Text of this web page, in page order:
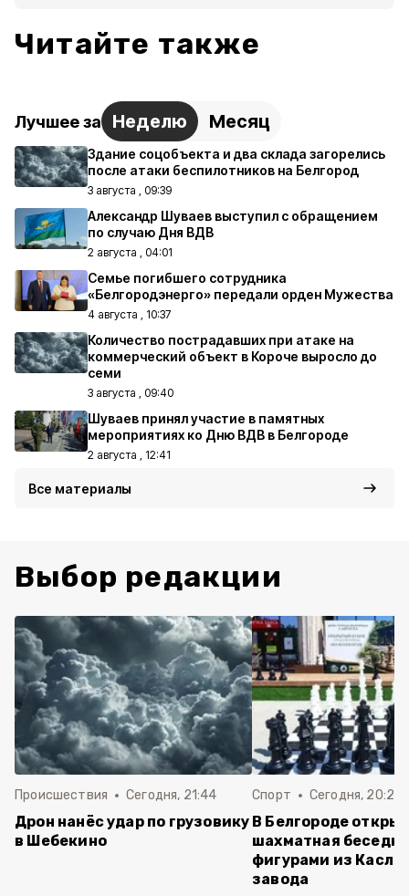
Читайте также
Лучшее за Неделю Месяц
Здание соцобъекта и два склада загорелись
после атаки беспилотников на Белгород
3 августа , 09:39
Александр Шуваев выступил с обращением
по случаю Дня ВДВ
2 августа , 04:01
Семье погибшего сотрудника
«Белгородэнерго» передали орден Мужества
4 августа , 10:37
Количество пострадавших при атаке на
коммерческий объект в Короче выросло до
семи
3 августа , 09:40
Шуваев принял участие в памятных
мероприятиях ко Дню ВДВ в Белгороде
2 августа , 12:41
Все материалы
Выбор редакции
Происшествия Сегодня, 21:44
Дрон нанёс удар по грузовику
в Шебекино
Спорт Сегодня, 20:24
В Белгороде
шахматная
фигурами из
завода